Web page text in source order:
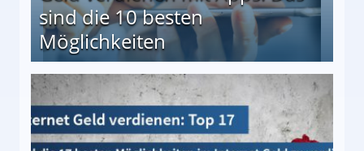
sind die 10 besten
Möglichkeiten
besten Möglichkeiten